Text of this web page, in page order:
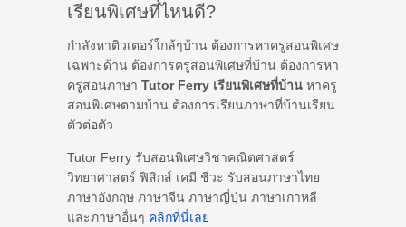
เรียนพิเศษที่ไหนดี?
กำลังหาติวเตอร์ใกล้ๆบ้าน ต้องการหาครูสอนพิเศษ
เฉพาะด้าน ต้องการครูสอนพิเศษที่บ้าน ต้องการหา
ครูสอนภาษา Tutor Ferry เรียนพิเศษที่บ้าน หาครู
สอนพิเศษตามบ้าน ต้องการเรียนภาษาที่บ้านเรียน
ตัวต่อตัว
Tutor Ferry รับสอนพิเศษวิชาคณิตศาสตร์
วิทยาศาสตร์ ฟิสิกส์ เคมี ชีวะ รับสอนภาษาไทย
ภาษาอังกฤษ ภาษาจีน ภาษาญี่ปุ่น ภาษาเกาหลี
และภาษาอื่นๆ คลิกที่นี่เลย